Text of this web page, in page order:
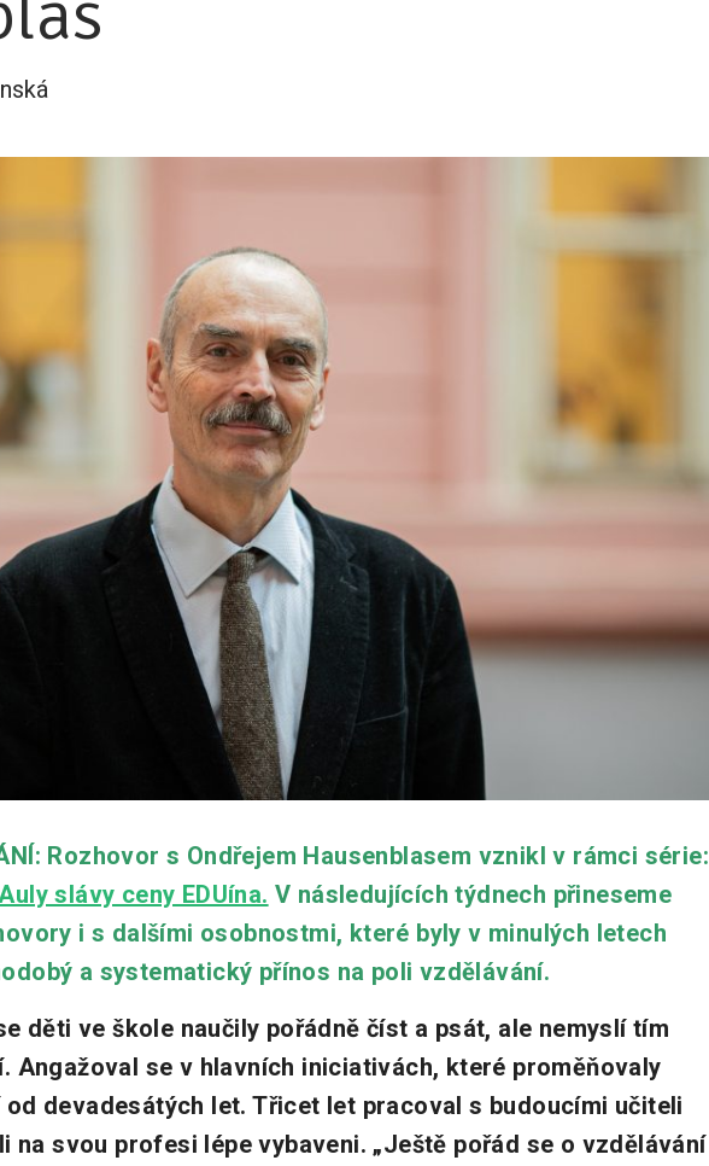
Rozhovor s Ondřejem Hausenblasem vznikl v rámci série:
slávy ceny EDUína. V následujících týdnech přineseme
i s dalšími osobnostmi, které byly v minulých letech
a systematický přínos na poli vzdělávání.
děti ve škole naučily pořádně číst a psát, ale nemyslí tím
Angažoval se v hlavních iniciativách, které proměňovaly
devadesátých let. Třicet let pracoval s budoucími učiteli
na svou profesi lépe vybaveni. „Ještě pořád se o vzdělávání